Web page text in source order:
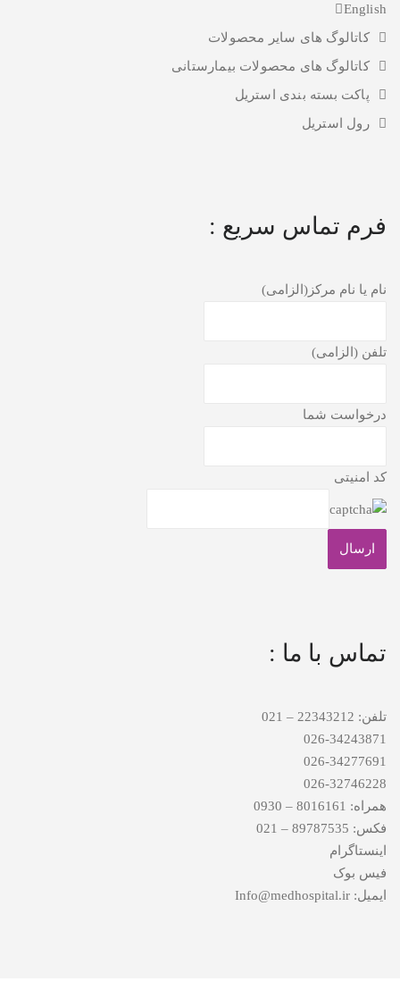
English
کاتالوگ های سایر محصولات
کاتالوگ های محصولات بیمارستانی
پاکت بسته بندی استریل
رول استریل
فرم تماس سریع :
نام یا نام مرکز(الزامی)
تلفن (الزامی)
درخواست شما
کد امنیتی
تماس با ما :
تلفن: 22343212 – 021
026-34243871
026-34277691
026-32746228
همراه: 8016161 – 0930
فکس: 89787535 – 021
اینستاگرام
فیس بوک
ایمیل: Info@medhospital.ir